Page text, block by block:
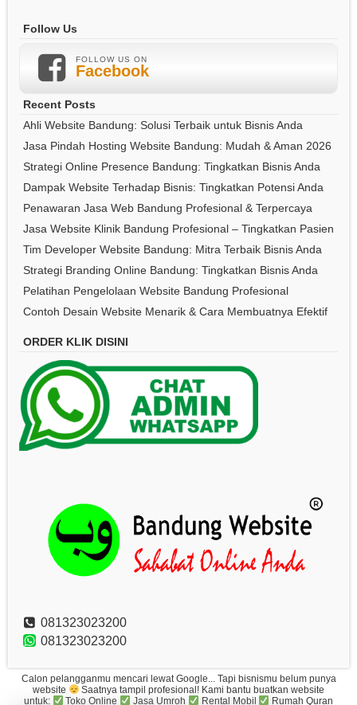
Follow Us
FOLLOW US ON
Facebook
Recent Posts
Ahli Website Bandung: Solusi Terbaik untuk Bisnis Anda
Jasa Pindah Hosting Website Bandung: Mudah & Aman 2026
Strategi Online Presence Bandung: Tingkatkan Bisnis Anda
Dampak Website Terhadap Bisnis: Tingkatkan Potensi Anda
Penawaran Jasa Web Bandung Profesional & Terpercaya
Jasa Website Klinik Bandung Profesional – Tingkatkan Pasien
Tim Developer Website Bandung: Mitra Terbaik Bisnis Anda
Strategi Branding Online Bandung: Tingkatkan Bisnis Anda
Pelatihan Pengelolaan Website Bandung Profesional
Contoh Desain Website Menarik & Cara Membuatnya Efektif
ORDER KLIK DISINI
081323023200
081323023200
Calon pelangganmu mencari lewat Google... Tapi bisnismu belum punya
website
Saatnya tampil profesional! Kami bantu buatkan website
untuk:
Toko Online Jasa Umroh Rental Mobil Rumah Quran